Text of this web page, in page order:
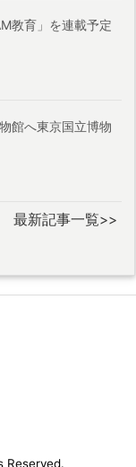
教育」を連載予定
館へ東京国立博物
最新記事一覧>>
Reserved.